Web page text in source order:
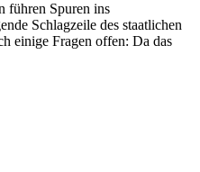
führen Spuren ins
Schlagzeile des staatlichen
einige Fragen offen: Da das